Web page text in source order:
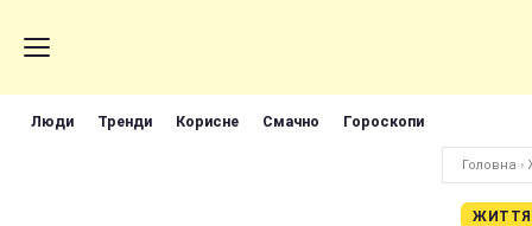
Люди Тренди Корисне Смачно Гороскопи
Головна ›
ЖИТТЯ